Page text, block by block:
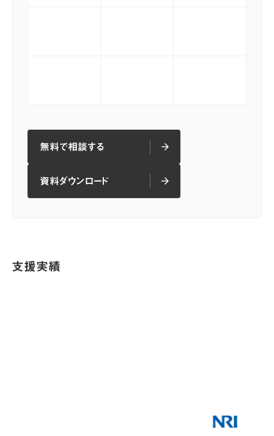
無料で相談する
無料で相談する arrow_forward
資料ダウンロード
資料ダウンロード arrow_forward
支援実績